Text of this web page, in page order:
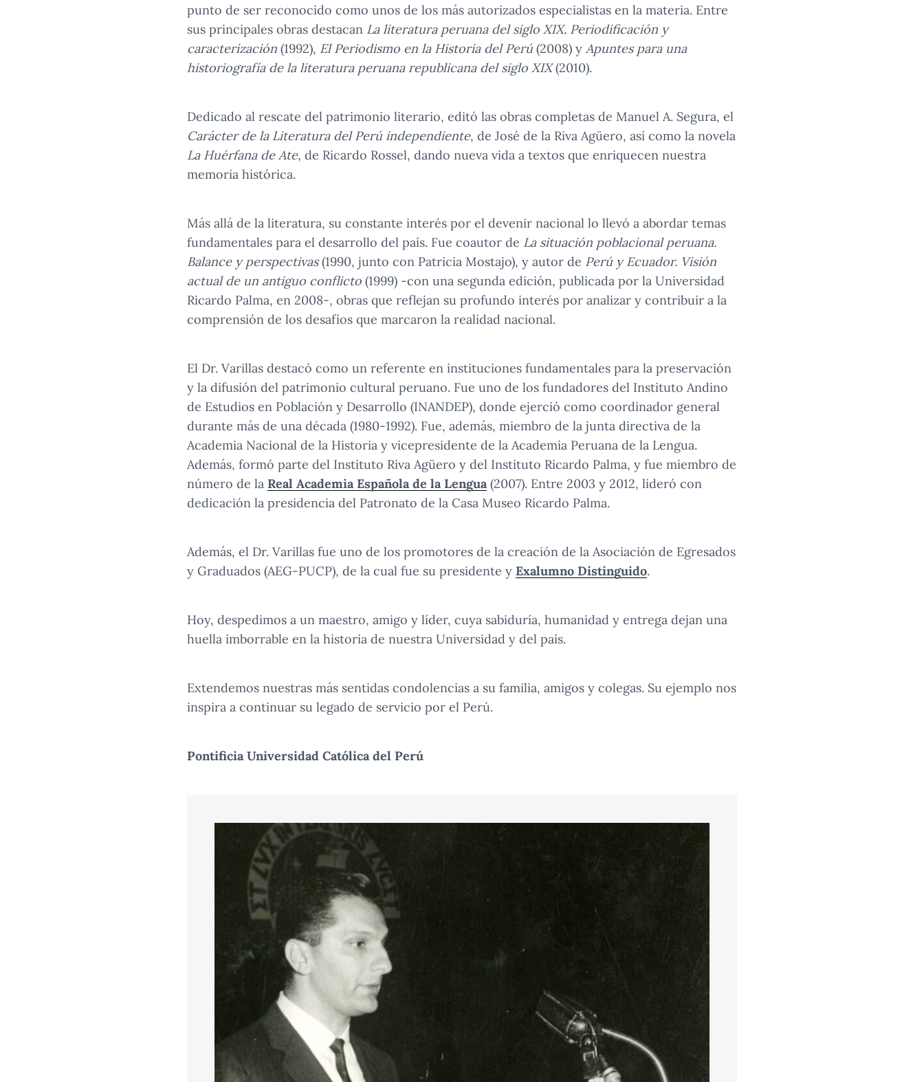
punto de ser reconocido como unos de los más autorizados especialistas en la materia. Entre
sus principales obras destacan La literatura peruana del siglo XIX. Periodificación y
caracterización (1992), El Periodismo en la Historia del Perú(2008) y Apuntes para una
historiografía de la literatura peruana republicana del siglo XIX(2010).
Dedicado al rescate del patrimonio literario, editó las obras completas de Manuel A. Segura, el
Carácter de la Literatura del Perú independiente, de José de la Riva Agüero, así como la novela
La Huérfana de Ate, de Ricardo Rossel, dando nueva vida a textos que enriquecen nuestra
memoria histórica.
Más allá de la literatura, su constante interés por el devenir nacional lo llevó a abordar temas
fundamentales para el desarrollo del país. Fue coautor de La situación poblacional peruana.
Balance y perspectivas(1990, junto con Patricia Mostajo), y autor de Perú y Ecuador. Visión
actual de un antiguo conflicto (1999) -con una segunda edición, publicada por la Universidad
Ricardo Palma, en 2008-, obras que reflejan su profundo interés por analizar y contribuir a la
comprensión de los desafíos que marcaron la realidad nacional.
El Dr. Varillas destacó como un referente en instituciones fundamentales para la preservación
y la difusión del patrimonio cultural peruano. Fue uno de los fundadores del Instituto Andino
de Estudios en Población y Desarrollo (INANDEP), donde ejerció como coordinador general
durante más de una década (1980-1992). Fue, además, miembro de la junta directiva de la
Academia Nacional de la Historia y vicepresidente de la Academia Peruana de la Lengua.
Además, formó parte del Instituto Riva Agüero y del Instituto Ricardo Palma, y fue miembro de
número de la Real Academia Española de la Lengua(2007). Entre 2003 y 2012, lideró con
dedicación la presidencia del Patronato de la Casa Museo Ricardo Palma.
Además, el Dr. Varillas fue uno de los promotores de la creación de la Asociación de Egresados
y Graduados (AEG-PUCP), de la cual fue su presidente y Exalumno Distinguido.
Hoy, despedimos a un maestro, amigo y líder, cuya sabiduría, humanidad y entrega dejan una
huella imborrable en la historia de nuestra Universidad y del país.
Extendemos nuestras más sentidas condolencias a su familia, amigos y colegas. Su ejemplo nos
inspira a continuar su legado de servicio por el Perú.
Pontificia Universidad Católica del Perú